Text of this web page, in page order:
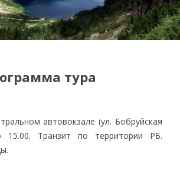
тура
автовокзале (ул. Бобруйская
15.00. Транзит по территории РБ.